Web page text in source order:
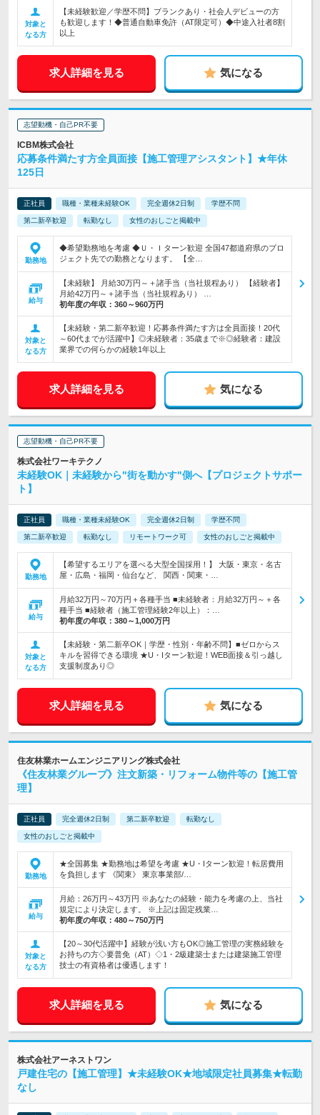
対象と
なる方
【未経験歓迎／学歴不問】ブランクあり・社会人デビューの方
も歓迎します！◆普通自動車免許（AT限定可）◆中途入社者8割
以上
求人詳細を見る 気になる
志望動機・自己PR不要
ICBM株式会社
応募条件満たす方全員面接【施工管理アシスタント】★年休
125日
正社員 職種・業種未経験OK 完全週休2日制 学歴不問
第二新卒歓迎 転勤なし 女性のおしごと掲載中
勤務地
◆希望勤務地を考慮 ◆Ｕ・Ｉターン歓迎 全国47都道府県のプロ
ジェクト先での勤務となります。 【全…
給与
【未経験】 月給30万円～＋諸手当（当社規程あり） 【経験者】
月給42万円～＋諸手当（当社規程あり） …
初年度の年収： 360～960万円
対象と
なる方
【未経験・第二新卒歓迎！応募条件満たす方は全員面接！20代
～60代までが活躍中】◎未経験者：35歳まで※◎経験者：建設
業界での何らかの経験1年以上
求人詳細を見る 気になる
志望動機・自己PR不要
株式会社ワーキテクノ
未経験OK｜未経験から"街を動かす"側へ【プロジェクトサポー
ト】
正社員 職種・業種未経験OK 完全週休2日制 学歴不問
第二新卒歓迎 転勤なし リモートワーク可 女性のおしごと掲載中
勤務地
【希望するエリアを選べる大型全国採用！】 大阪・東京・名古
屋・広島・福岡・仙台など、 関西・関東・…
給与
月給32万円～70万円＋各種手当 ■未経験者：月給32万円～＋各
種手当 ■経験者（施工管理経験2年以上）：…
初年度の年収： 380～1,000万円
対象と
なる方
【未経験・第二新卒OK｜学歴・性別・年齢不問】■ゼロからス
キルを習得できる環境 ★U・Iターン歓迎！WEB面接＆引っ越し
支援制度あり◎
求人詳細を見る 気になる
住友林業ホームエンジニアリング株式会社
《住友林業グループ》注文新築・リフォーム物件等の【施工管
理】
正社員 完全週休2日制 第二新卒歓迎 転勤なし
女性のおしごと掲載中
勤務地
★全国募集 ★勤務地は希望を考慮 ★U・Iターン歓迎！転居費用
を負担します 《関東》 東京事業部/…
給与
月給：26万円～43万円 ※あなたの経験・能力を考慮の上、当社
規定により決定します。 ※上記は固定残業…
初年度の年収： 480～750万円
対象と
なる方
【20～30代活躍中】経験が浅い方もOK◎施工管理の実務経験を
お持ちの方◇要普免（AT）◇1・2級建築士または建築施工管理
技士の有資格者は優遇します！
求人詳細を見る 気になる
株式会社アーネストワン
戸建住宅の【施工管理】★未経験OK★地域限定社員募集★転勤
なし